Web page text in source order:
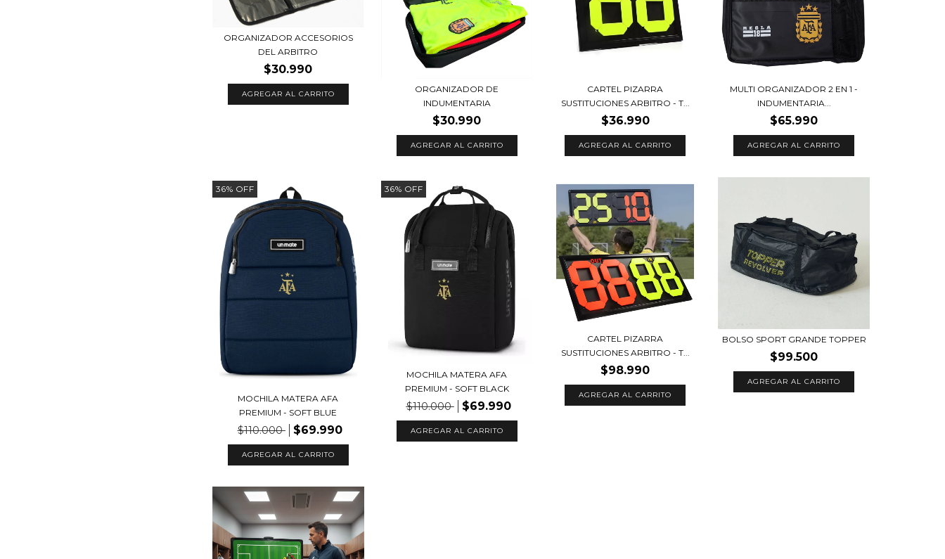
ORGANIZADOR ACCESORIOS
DEL ARBITRO
$30.990
AGREGAR AL CARRITO
ORGANIZADOR DE
INDUMENTARIA
$30.990
AGREGAR AL CARRITO
CARTEL PIZARRA
SUSTITUCIONES ARBITRO - T...
$36.990
MULTI ORGANIZADOR 2 EN 1 -
INDUMENTARIA...
$65.990
36% OFF
MOCHILA MATERA AFA
PREMIUM - SOFT BLUE
$110.000 $69.990
36% OFF
MOCHILA MATERA AFA
PREMIUM - SOFT BLACK
$110.000 $69.990
CARTEL PIZARRA
SUSTITUCIONES ARBITRO - T...
$98.990
BOLSO SPORT GRANDE TOPPER
$99.500